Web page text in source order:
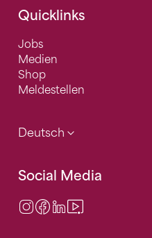
Quicklinks
Jobs
Medien
Shop
Meldestellen
Deutsch
Social Media
Instagram
Facebook
LinkedIn